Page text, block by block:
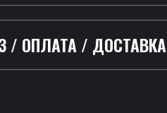
/ ОПЛАТА / ДОСТАВКА